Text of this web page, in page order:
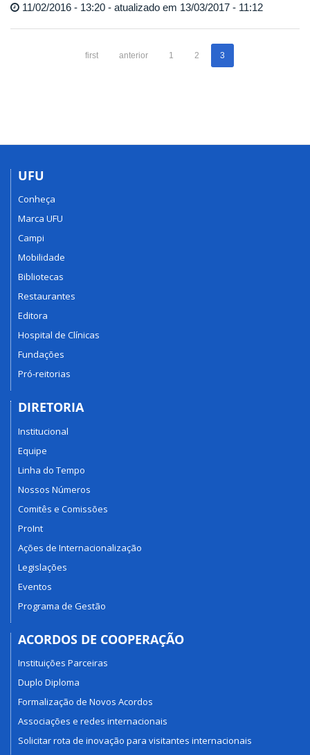
11/02/2016 - 13:20 - atualizado em 13/03/2017 - 11:12
first anterior 1 2 3
UFU
Conheça
Marca UFU
Campi
Mobilidade
Bibliotecas
Restaurantes
Editora
Hospital de Clínicas
Fundações
Pró-reitorias
DIRETORIA
Institucional
Equipe
Linha do Tempo
Nossos Números
Comitês e Comissões
ProInt
Ações de Internacionalização
Legislações
Eventos
Programa de Gestão
ACORDOS DE COOPERAÇÃO
Instituições Parceiras
Duplo Diploma
Formalização de Novos Acordos
Associações e redes internacionais
Solicitar rota de inovação para visitantes internacionais